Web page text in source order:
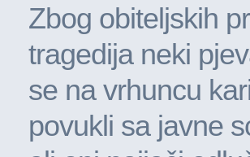
Zbog obiteljskih
tragedija neki
se na vrhuncu
povukli sa javne